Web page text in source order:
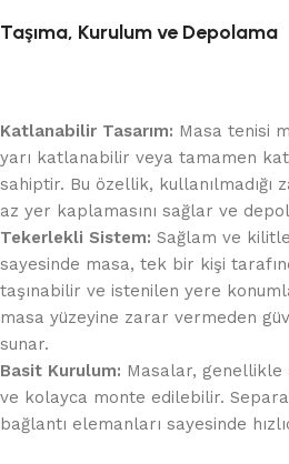
Taşıma, Kurulum ve Depolama
Katlanabilir Tasarım: Masa tenisi
yarı katlanabilir veya tamamen
sahiptir. Bu özellik, kullanılmadığı
az yer kaplamasını sağlar ve
Tekerlekli Sistem: Sağlam ve
sayesinde masa, tek bir kişi
taşınabilir ve istenilen yere
masa yüzeyine zarar vermeden
sunar.
Basit Kurulum: Masalar, genellikle
ve kolayca monte edilebilir.
bağlantı elemanları sayesinde